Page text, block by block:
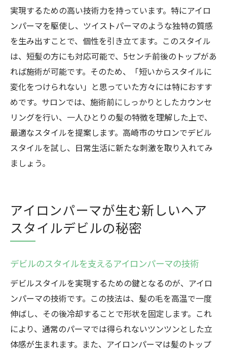
実現するための高い技術力を持っています。特にアイロ
ンパーマを駆使し、ツイストパーマのような独特の質感
を生み出すことで、個性を引き立てます。このスタイル
は、短髪の方にも対応可能で、5センチ前後のトップがあ
れば施術が可能です。そのため、「短いからスタイルに
変化をつけられない」と思っていた方々には特におすす
めです。サロンでは、施術前にしっかりとしたカウンセ
リングを行い、一人ひとりの髪の特徴を理解した上で、
最適なスタイルを提案します。高崎市のサロンでデビル
スタイルを試し、日常生活に新たな刺激を取り入れてみ
ましょう。
アイロンパーマが生む新しいヘア
スタイルデビルの秘密
デビルのスタイルを支えるアイロンパーマの技術
デビルスタイルを実現するための鍵となるのが、アイロ
ンパーマの技術です。この技法は、髪の毛を高温で一度
伸ばし、その後冷却することで形状を固定します。これ
により、通常のパーマでは得られないツンツンとした立
体感が生まれます。また、アイロンパーマは髪のトップ